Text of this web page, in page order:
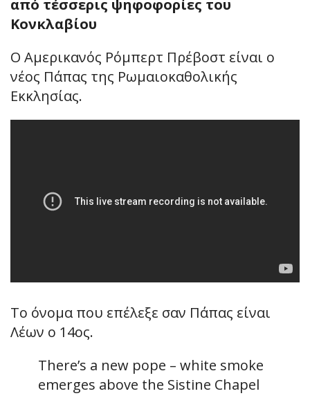
από τέσσερις ψηφοφορίες του
Κονκλαβίου
Ο Αμερικανός Ρόμπερτ Πρέβοστ είναι ο
νέος Πάπας της Ρωμαιοκαθολικής
Εκκλησίας.
Το όνομα που επέλεξε σαν Πάπας είναι
Λέων ο 14ος.
There’s a new pope – white smoke
emerges above the Sistine Chapel